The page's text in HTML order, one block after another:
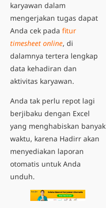
karyawan dalam
mengerjakan tugas dapat
Anda cek pada fitur
timesheet online, di
dalamnya tertera lengkap
data kehadiran dan
aktivitas karyawan.
Anda tak perlu repot lagi
berjibaku dengan Excel
yang menghabiskan banyak
waktu, karena Hadirr akan
menyediakan laporan
otomatis untuk Anda
unduh.